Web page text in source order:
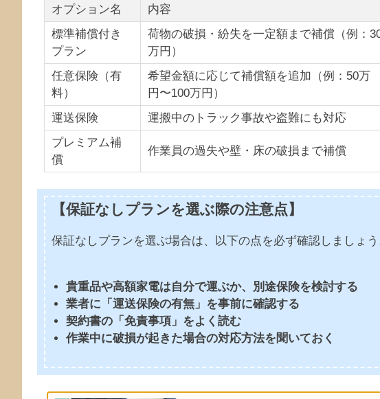
オプション名 内容
標準補償付き
プラン
荷物の破損・紛失を一定額まで補償（例：
万円）
任意保険（有
料）
希望金額に応じて補償額を追加（例：50万
円〜100万円）
運送保険
運搬中のトラック事故や盗難にも対応
プレミアム補
償
作業員の過失や壁・床の破損まで補償
【保証なしプランを選ぶ際の注意点】
保証なしプランを選ぶ場合は、以下の点を必ず確認しましょう
貴重品や高額家電は自分で運ぶか、別途保険を検討する
業者に「運送保険の有無」を事前に確認する
契約書の「免責事項」をよく読む
作業中に破損が起きた場合の対応方法を聞いておく